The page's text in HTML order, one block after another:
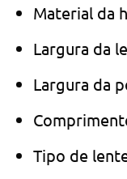
Material da
Largura da
Largura da
Tipo de